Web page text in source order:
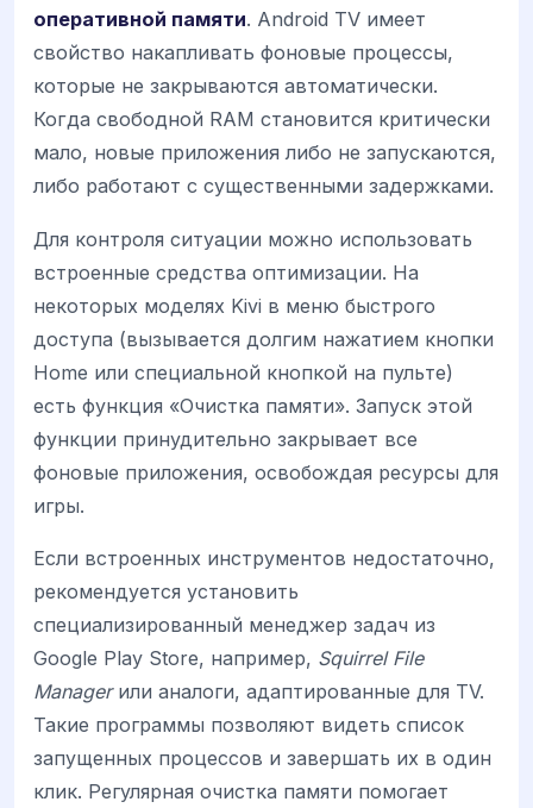
оперативной памяти. Android TV имеет
свойство накапливать фоновые процессы,
которые не закрываются автоматически.
Когда свободной RAM становится критически
мало, новые приложения либо не запускаются,
либо работают с существенными задержками.
Для контроля ситуации можно использовать
встроенные средства оптимизации. На
некоторых моделях Kivi в меню быстрого
доступа (вызывается долгим нажатием кнопки
Home или специальной кнопкой на пульте)
есть функция «Очистка памяти». Запуск этой
функции принудительно закрывает все
фоновые приложения, освобождая ресурсы для
игры.
Если встроенных инструментов недостаточно,
рекомендуется установить
специализированный менеджер задач из
Google Play Store, например, Squirrel File
Managerили аналоги, адаптированные для TV.
Такие программы позволяют видеть список
запущенных процессов и завершать их в один
клик. Регулярная очистка памяти помогает